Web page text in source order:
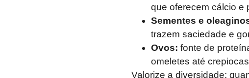
que oferecem cálcio e
Sementes e
trazem saciedade e
Ovos: fonte de
omeletes até
Valorize a diversidade: